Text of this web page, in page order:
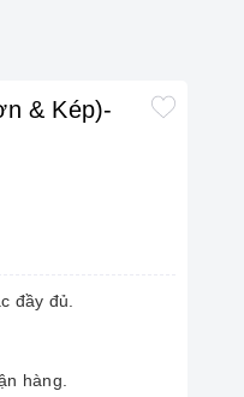
& Kép)-
đầy đủ.
hàng.